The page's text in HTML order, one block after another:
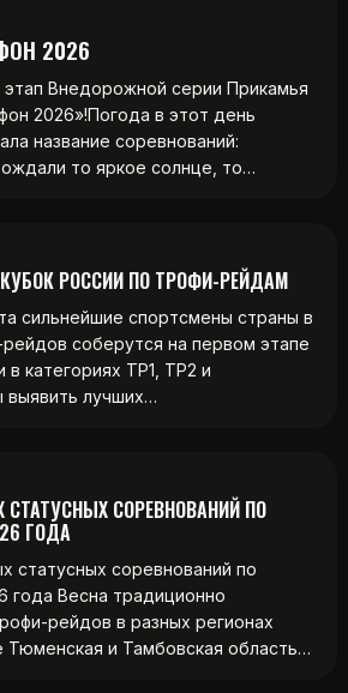
2026
этап Внедорожной серии Прикамья
2026»!Погода в этот день
название соревнований:
то яркое солнце, то…
РОССИИ ПО ТРОФИ-РЕЙДАМ
сильнейшие спортсмены страны в
соберутся на первом этапе
в категориях ТР1, ТР2 и
лучших…
СОРЕВНОВАНИЙ ПО
ГОДА
статусных соревнований по
года Весна традиционно
рейдов в разных регионах
Тюменская и Тамбовская область…